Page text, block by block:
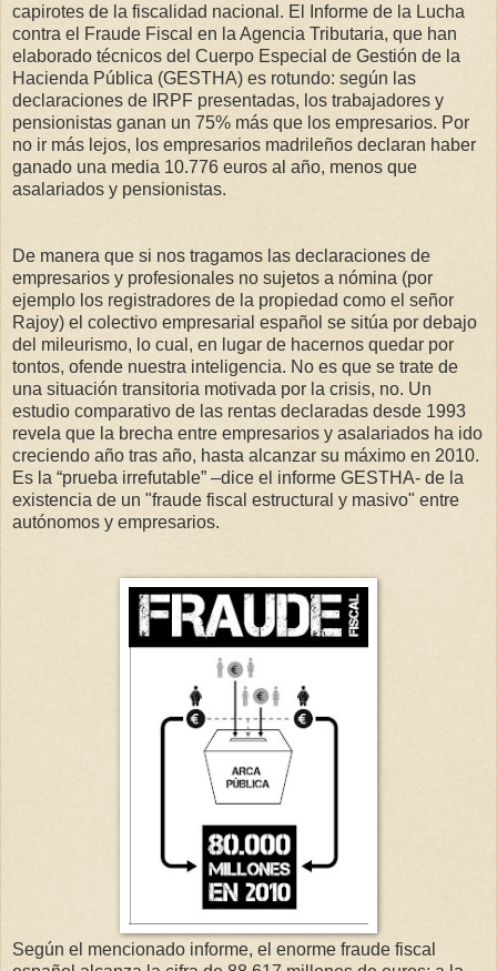
capirotes de la fiscalidad nacional. El Informe de la Lucha
contra el Fraude Fiscal en la Agencia Tributaria, que han
elaborado técnicos del Cuerpo Especial de Gestión de la
Hacienda Pública (GESTHA) es rotundo: según las
declaraciones de IRPF presentadas, los trabajadores y
pensionistas ganan un 75% más que los empresarios. Por
no ir más lejos, los empresarios madrileños declaran haber
ganado una media 10.776 euros al año, menos que
asalariados y pensionistas.
De manera que si nos tragamos las declaraciones de
empresarios y profesionales no sujetos a nómina (por
ejemplo los registradores de la propiedad como el señor
Rajoy) el colectivo empresarial español se sitúa por debajo
del mileurismo, lo cual, en lugar de hacernos quedar por
tontos, ofende nuestra inteligencia. No es que se trate de
una situación transitoria motivada por la crisis, no. Un
estudio comparativo de las rentas declaradas desde 1993
revela que la brecha entre empresarios y asalariados ha ido
creciendo año tras año, hasta alcanzar su máximo en 2010.
Es la “prueba irrefutable” –dice el informe GESTHA- de la
existencia de un "fraude fiscal estructural y masivo" entre
autónomos y empresarios.
Según el mencionado informe, el enorme fraude fiscal